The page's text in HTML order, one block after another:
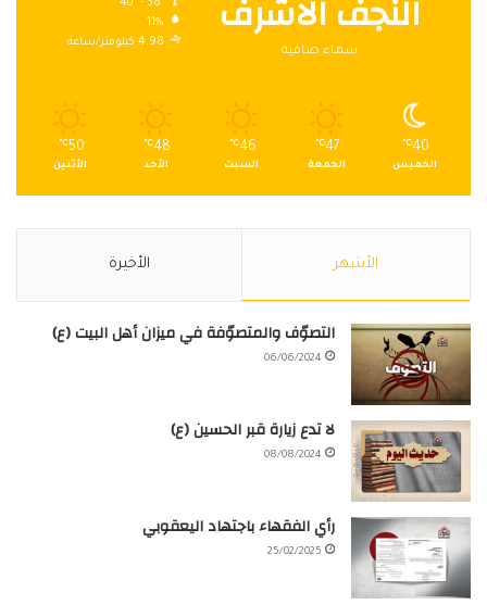
النجف الاشرف
سماء صافية
11%
4.98 كيلومتر/ساعة
40
℃
الخميس
47
℃
الجمعة
46
℃
السبت
48
℃
الأحد
50
℃
الأثنين
الأشهر الأخيرة
التصوّف والمتصوّفة في ميزان أهل البيت (ع)
06/06/2024
لا تدع زيارة قبر الحسين (ع)
08/08/2024
رأي الفقهاء باجتهاد اليعقوبي
25/02/2025